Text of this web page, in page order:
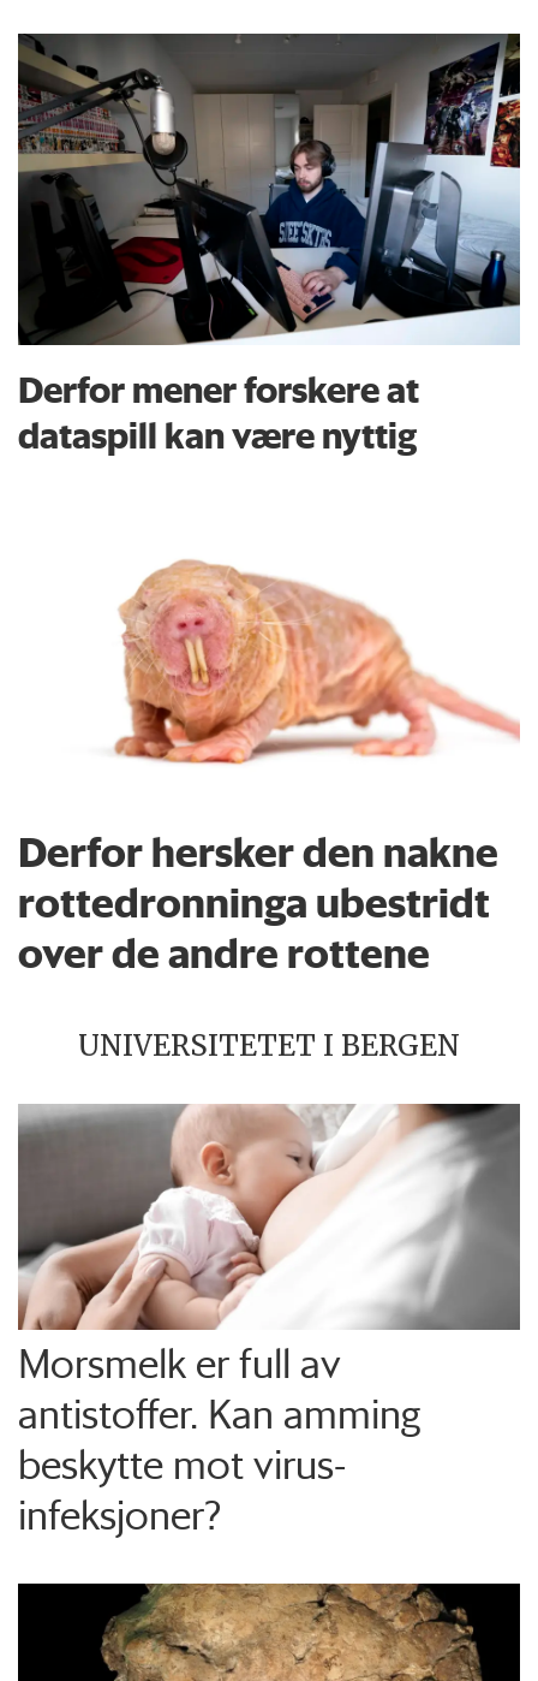
Derfor mener forskere at
dataspill kan være nyttig
Derfor hersker den nakne
rottedronninga ubestridt
over de andre rottene
UNIVERSITETET I BERGEN
Morsmelk er full av
antistoffer. Kan amming
beskytte mot virus-
infeksjoner?